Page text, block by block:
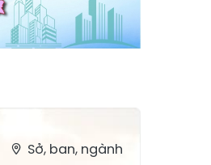
Sở, ban, ngành